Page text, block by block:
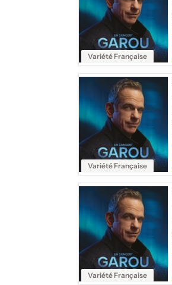
Variété Française
Variété Française
Variété Française